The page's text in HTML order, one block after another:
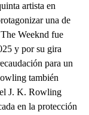
artista en
una de
Weeknd fue
y por su gira
para un
también
J. K. Rowling
en la protección